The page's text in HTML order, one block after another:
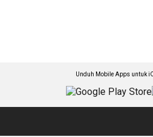
Unduh Mobile Apps untuk